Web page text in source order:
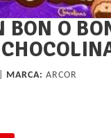
BON O
MARCA: ARCOR